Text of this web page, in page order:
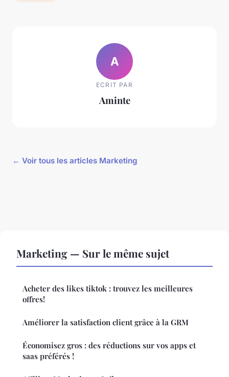
A
ECRIT PAR
Aminte
← Voir tous les articles Marketing
Marketing — Sur le même sujet
Acheter des likes tiktok : trouvez les meilleures
offres!
Améliorer la satisfaction client grâce à la GRM
Économisez gros : des réductions sur vos apps et
saas préférés !